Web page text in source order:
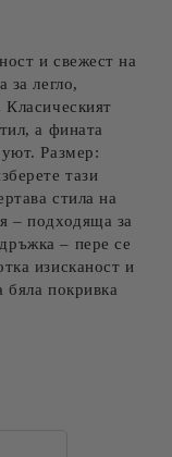
и свежест на
за легло,
Класическият
а фината
Размер:
тази
стила на
– подходяща за
– пере се
изисканост и
бяла покривка